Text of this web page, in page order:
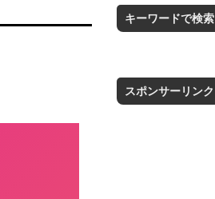
キーワードで検索
スポンサーリンク